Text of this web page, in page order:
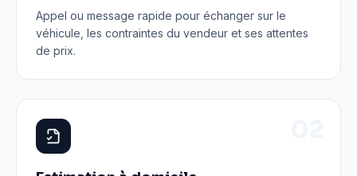
Appel ou message rapide pour échanger sur le
véhicule, les contraintes du vendeur et ses attentes
de prix.